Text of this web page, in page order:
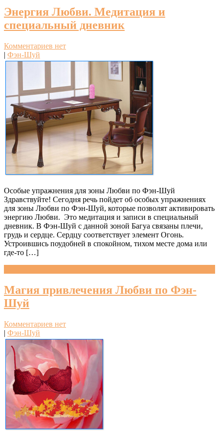
Энергия Любви. Медитация и
специальный дневник
Комментариев нет
| Фэн-Шуй
Особые упражнения для зоны Любви по Фэн-Шуй
Здравствуйте! Сегодня речь пойдет об особых упражнениях
для зоны Любви по Фэн-Шуй, которые позволят активировать
энергию Любви. Это медитация и записи в специальный
дневник. В Фэн-Шуй с данной зоной Багуа связаны плечи,
грудь и сердце. Сердцу соответствует элемент Огонь.
Устроившись поудобней в спокойном, тихом месте дома или
где-то […]
Магия привлечения Любви по Фэн-
Шуй
Комментариев нет
| Фэн-Шуй